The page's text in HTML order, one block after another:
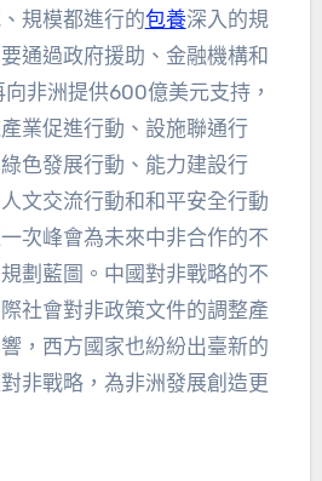
規模都進行的包養深入的規
通過政府援助、金融機構和
非洲提供600億美元支持，
業促進行動、設施聯通行
色發展行動、能力建設行
文交流行動和和平安全行動
次峰會為未來中非合作的不
劃藍圖。中國對非戰略的不
社會對非政策文件的調整產
，西方國家也紛紛出臺新的
非戰略，為非洲發展創造更